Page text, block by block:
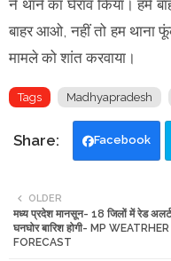
ने थाने का घेराव किया। हमें
बाहर आओ, नहीं तो हम थाना
मामले को शांत करवाया।
Tags Madhyapradesh
Facebook
OLDER
मध्य प्रदेश मानसून- 18 जिलों में रेड
घनघोर बारिश होगी- MP WEATRHER
FORECAST